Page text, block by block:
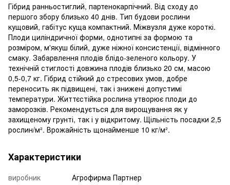
Гібрид ранньостиглий, партенокарпічний. Від сходу до
першого збору близько 40 днів. Тип будови рослини
кущовий, габітус куща компактний. Міжвузля дуже короткі.
Плоди циліндричної форми, однотипні за формою та
розміром, м'якуш білий, дуже ніжної консистенції, відмінного
смаку. Забарвлення плодів блідо-зеленого кольору. У
технічній стиглості довжина плодів близько 20 см, масою
0,5-0,7 кг. Гібрид стійкий до стресових умов, добре
переносить як підвищені, так і знижені допустимі
температури. Життєстійка рослина утворює плоди до
заморозків. Рекомендується для вирощування як у
захищеному грунті, так і у відкритому. Щільність посадки 2,5
рослин/м². Врожайність щонайменше 10 кг/м².
Характеристики
виробник
Агрофирма Партнер